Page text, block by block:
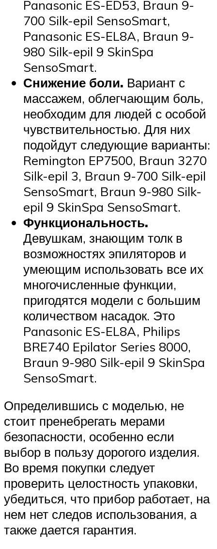
Panasonic ES-ED53, Braun 9-
700 Silk-epil SensoSmart,
Panasonic ES-EL8A, Braun 9-
980 Silk-epil 9 SkinSpa
SensoSmart.
Снижение боли. Вариант с
массажем, облегчающим боль,
необходим для людей с особой
чувствительностью. Для них
подойдут следующие варианты:
Remington EP7500, Braun 3270
Silk-epil 3, Braun 9-700 Silk-epil
SensoSmart, Braun 9-980 Silk-
epil 9 SkinSpa SensoSmart.
Функциональность.
Девушкам, знающим толк в
возможностях эпиляторов и
умеющим использовать все их
многочисленные функции,
пригодятся модели с большим
количеством насадок. Это
Panasonic ES-EL8A, Philips
BRE740 Epilator Series 8000,
Braun 9-980 Silk-epil 9 SkinSpa
SensoSmart.
Определившись с моделью, не
стоит пренебрегать мерами
безопасности, особенно если
выбор в пользу дорогого изделия.
Во время покупки следует
проверить целостность упаковки,
убедиться, что прибор работает, на
нем нет следов использования, а
также дается гарантия.